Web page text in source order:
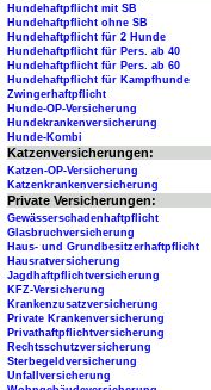
Hundehaftpflicht mit SB
Hundehaftpflicht ohne SB
Hundehaftpflicht für 2 Hunde
Hundehaftpflicht für Pers. ab 40
Hundehaftpflicht für Pers. ab 60
Hundehaftpflicht für Kampfhunde
Zwingerhaftpflicht
Hunde-OP-Versicherung
Hundekrankenversicherung
Hunde-Kombi
Katzenversicherungen:
Katzen-OP-Versicherung
Katzenkrankenversicherung
Private Versicherungen:
Gewässerschadenhaftpflicht
Glasbruchversicherung
Haus- und Grundbesitzerhaftpflicht
Hausratversicherung
Jagdhaftpflichtversicherung
KFZ-Versicherung
Krankenzusatzversicherung
Private Krankenversicherung
Privathaftpflichtversicherung
Rechtsschutzversicherung
Sterbegeldversicherung
Unfallversicherung